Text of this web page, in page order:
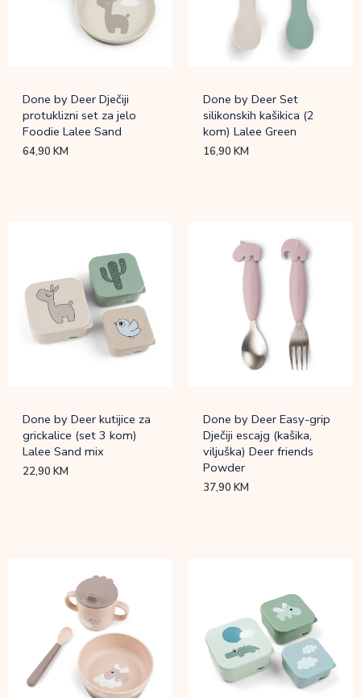
Done by Deer Dječiji
protuklizni set za jelo
Foodie Lalee Sand
64,90KM
Done by Deer Set
silikonskih kašikica (2
kom) Lalee Green
16,90KM
Done by Deer kutijice za
grickalice (set 3 kom)
Lalee Sand mix
22,90KM
Done by Deer Easy-grip
Dječiji escajg (kašika,
viljuška) Deer friends
Powder
37,90KM